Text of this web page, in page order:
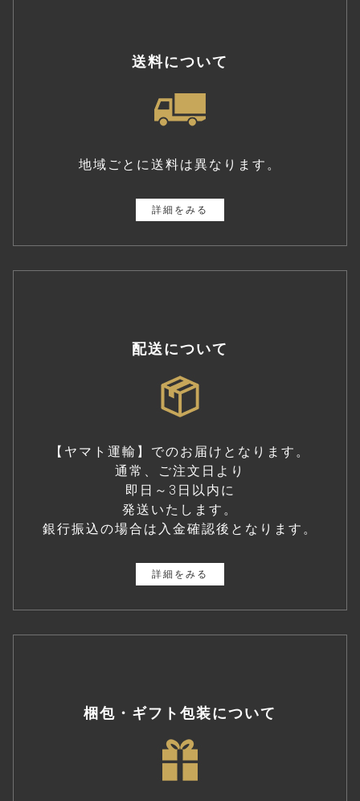
送料について
地域ごとに送料は異なります。
詳細をみる
配送について
【ヤマト運輸】でのお届けとなります。
通常、ご注文日より
即日～3日以内に
発送いたします。
銀行振込の場合は入金確認後となります。
詳細をみる
梱包・ギフト包装について